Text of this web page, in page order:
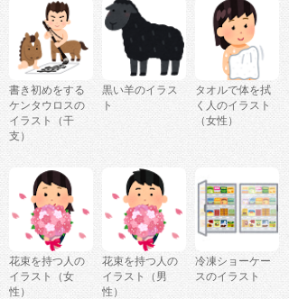
書き初めをする
ケンタウロスの
イラスト（干
支）
黒い羊のイラス
ト
タオルで体を拭
く人のイラスト
（女性）
花束を持つ人の
イラスト（女
性）
花束を持つ人の
イラスト（男
性）
冷凍ショーケー
スのイラスト